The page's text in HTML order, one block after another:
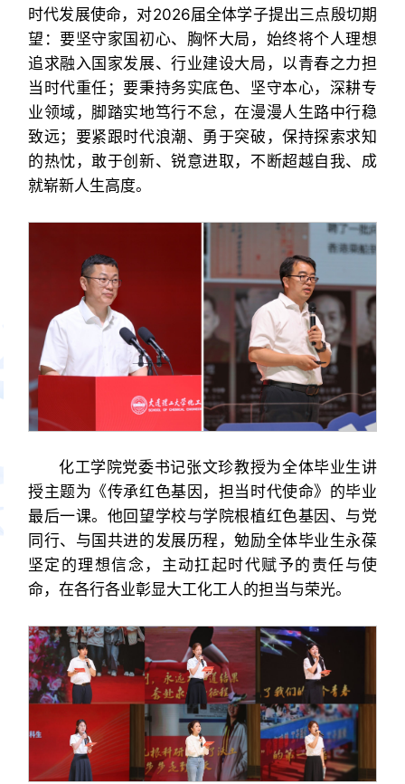
时代发展使命，对2026届全体学子提出三点殷切期
望：要坚守家国初心、胸怀大局，始终将个人理想
追求融入国家发展、行业建设大局，以青春之力担
当时代重任；要秉持务实底色、坚守本心，深耕专
业领域，脚踏实地笃行不怠，在漫漫人生路中行稳
致远；要紧跟时代浪潮、勇于突破，保持探索求知
的热忱，敢于创新、锐意进取，不断超越自我、成
就崭新人生高度。
化工学院党委书记张文珍教授为全体毕业生讲
授主题为《传承红色基因，担当时代使命》的毕业
最后一课。他回望学校与学院根植红色基因、与党
同行、与国共进的发展历程，勉励全体毕业生永葆
坚定的理想信念，主动扛起时代赋予的责任与使
命，在各行各业彰显大工化工人的担当与荣光。